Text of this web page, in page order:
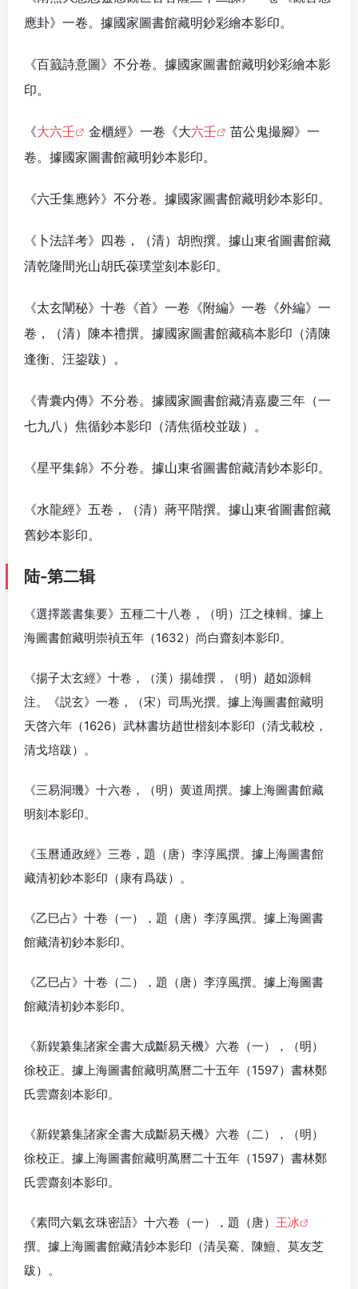
應卦》一卷。據國家圖書館藏明鈔彩繪本影印。
《百籖詩意圖》不分卷。據國家圖書館藏明鈔彩繪本影
印。
《大六壬 金櫃經》一卷《大六壬
苗公鬼撮腳》一
卷。據國家圖書館藏明鈔本影印。
《六壬集應鈐》不分卷。據國家圖書館藏明鈔本影印。
《卜法詳考》四卷，（清）胡煦撰。據山東省圖書館藏
清乾隆間光山胡氏葆璞堂刻本影印。
《太玄闡秘》十卷《首》一卷《附編》一卷《外編》一
卷，（清）陳本禮撰。據國家圖書館藏稿本影印（清陳
逢衡、汪鋆跋）。
《青囊内傳》不分卷。據國家圖書館藏清嘉慶三年（一
七九八）焦循鈔本影印（清焦循校並跋）。
《星平集錦》不分卷。據山東省圖書館藏清鈔本影印。
《水龍經》五卷，（清）蔣平階撰。據山東省圖書館藏
舊鈔本影印。
陆-第二辑
《選擇叢書集要》五種二十八卷，（明）江之棟輯。據上
海圖書館藏明崇禎五年（1632）尚白齋刻本影印。
《揚子太玄經》十卷，（漢）揚雄撰，（明）趙如源輯
注。《説玄》一卷，（宋）司馬光撰。據上海圖書館藏明
天啓六年（1626）武林書坊趙世楷刻本影印（清戈載校，
清戈培跋）。
《三易洞璣》十六卷，（明）黄道周撰。據上海圖書館藏
明刻本影印。
《玉曆通政經》三卷，題（唐）李淳風撰。據上海圖書館
藏清初鈔本影印（康有爲跋）。
《乙巳占》十卷（一），題（唐）李淳風撰。據上海圖書
館藏清初鈔本影印。
《乙巳占》十卷（二），題（唐）李淳風撰。據上海圖書
館藏清初鈔本影印。
《新鍥纂集諸家全書大成斷易天機》六卷（一），（明）
徐校正。據上海圖書館藏明萬曆二十五年（1597）書林鄭
氏雲齋刻本影印。
《新鍥纂集諸家全書大成斷易天機》六卷（二），（明）
徐校正。據上海圖書館藏明萬曆二十五年（1597）書林鄭
氏雲齋刻本影印。
《素問六氣玄珠密語》十六卷（一），題（唐） 王冰
撰。據上海圖書館藏清鈔本影印（清吴騫、陳鱣、莫友芝
跋）。